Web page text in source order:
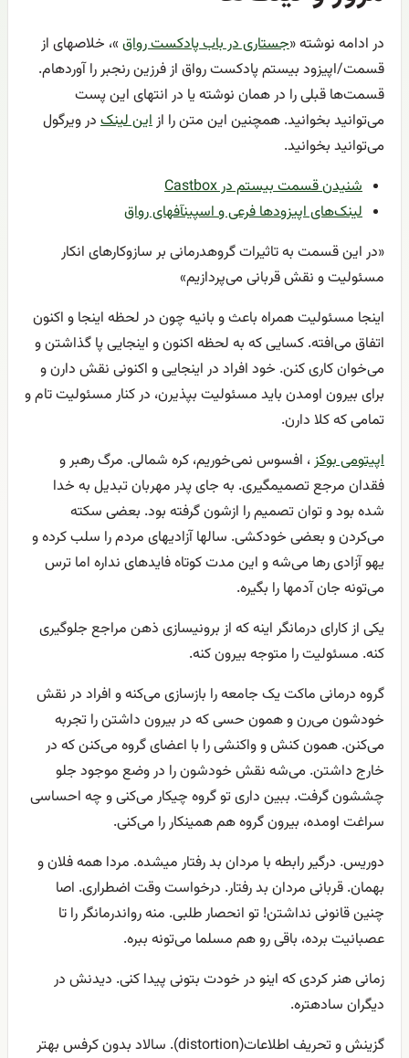
در ادامه نوشته «جستاری در باب پادکست رواق »، خلاصهای از
قسمت/اپیزود بیستم پادکست رواق از فرزین رنجبر را آوردهام.
قسمت‌ها قبلی را در همان نوشته یا در انتهای این پست
می‌توانید بخوانید. همچنین این متن را ازاین لینک در ویرگول
می‌توانید بخوانید.
شنیدن قسمت بیستم در Castbox
لینک‌های اپیزود‌ها فرعی و اسپینآفهای رواق
«در این قسمت به تاثیرات گروهدرمانی بر سازوکار‌های انکار
مسئولیت و نقش قربانی می‌پردازیم»
اینجا مسئولیت همراه باعث و بانیه چون در لحظه اینجا و اکنون
اتفاق می‌افته. کسایی که به لحظه اکنون و اینجایی پا گذاشتن و
می‌خوان کاری کنن. خود افراد در اینجایی و اکنونی نقش دارن و
برای بیرون اومدن باید مسئولیت بپذیرن، در کنار مسئولیت تام و
تمامی که کلا دارن.
اپیتومی بوکز، افسوس نمی‌خوریم، کره شمالی. مرگ رهبر و
فقدان مرجع تصمیمگیری. به جای پدر مهربان تبدیل به خدا
شده بود و توان تصمیم را ازشون گرفته بود. بعضی سکته
می‌کردن و بعضی خودکشی. سالها آزادیهای مردم را سلب کرده و
یهو آزادی رها می‌شه و این مدت کوتاه فایدهای نداره اما ترس
می‌تونه جان آدمها را بگیره.
یکی از کارای درمانگر اینه که از برونیسازی ذهن مراجع جلوگیری
کنه. مسئولیت را متوجه بیرون کنه.
گروه درمانی ماکت یک جامعه را بازسازی می‌کنه و افراد در نقش
خودشون می‌رن و همون حسی که در بیرون داشتن را تجربه
می‌کنن. همون کنش و واکنشی را با اعضای گروه می‌کنن که در
خارج داشتن. می‌شه نقش خودشون را در وضع موجود جلو
چششون گرفت. ببین داری تو گروه چیکار می‌کنی و چه احساسی
سراغت اومده، بیرون گروه هم همینکار را می‌کنی.
دوریس. درگیر رابطه با مردان بد رفتار میشده. مردا همه فلان و
بهمان. قربانی مردان بد رفتار. درخواست وقت اضطراری. اصا
چنین قانونی نداشتن! تو انحصار طلبی. منه رواندرمانگر را تا
عصبانیت برده، باقی رو هم مسلما می‌تونه ببره.
زمانی هنر کردی که اینو در خودت بتونی پیدا کنی. دیدنش در
دیگران سادهتره.
گزینش و تحریف اطلاعات(distortion). سالاد بدون کرفس بهتر